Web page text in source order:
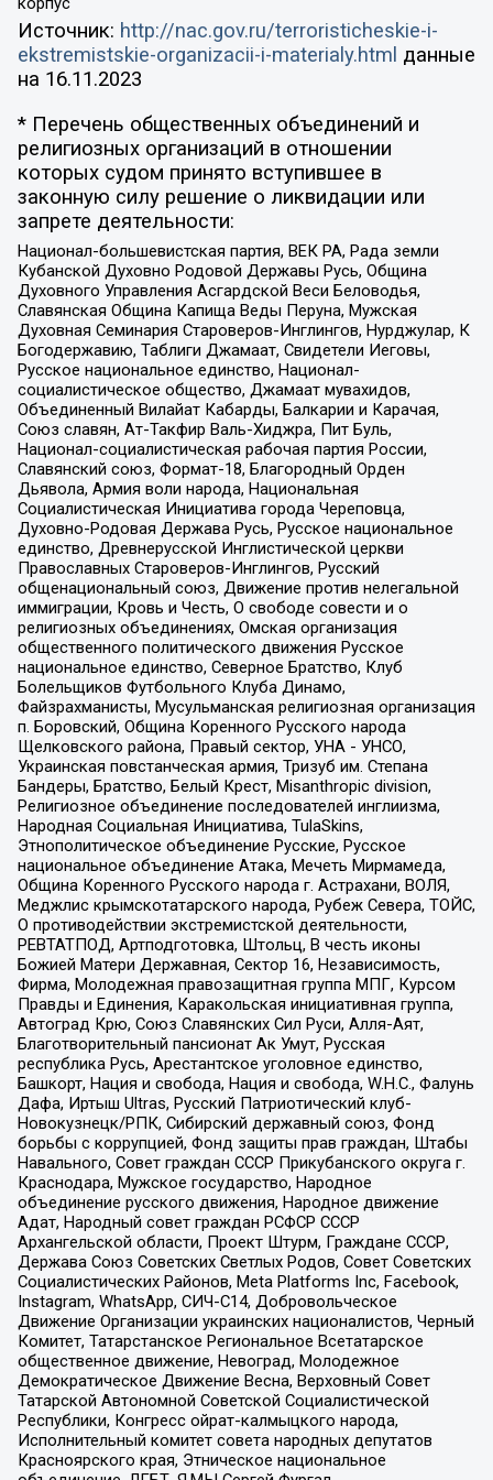
Источник: http://nac.gov.ru/terroristicheskie-i-
ekstremistskie-organizacii-i-materialy.html данные
на 16.11.2023
* Перечень общественных объединений и
религиозных организаций в отношении
которых судом принято вступившее в
законную силу решение о ликвидации или
запрете деятельности:
Национал-большевистская партия, ВЕК РА, Рада земли
Кубанской Духовно Родовой Державы Русь, Община
Духовного Управления Асгардской Веси Беловодья,
Славянская Община Капища Веды Перуна, Мужская
Духовная Семинария Староверов-Инглингов, Нурджулар, К
Богодержавию, Таблиги Джамаат, Свидетели Иеговы,
Русское национальное единство, Национал-
социалистическое общество, Джамаат мувахидов,
Объединенный Вилайат Кабарды, Балкарии и Карачая,
Союз славян, Ат-Такфир Валь-Хиджра, Пит Буль,
Национал-социалистическая рабочая партия России,
Славянский союз, Формат-18, Благородный Орден
Дьявола, Армия воли народа, Национальная
Социалистическая Инициатива города Череповца,
Духовно-Родовая Держава Русь, Русское национальное
единство, Древнерусской Инглистической церкви
Православных Староверов-Инглингов, Русский
общенациональный союз, Движение против нелегальной
иммиграции, Кровь и Честь, О свободе совести и о
религиозных объединениях, Омская организация
общественного политического движения Русское
национальное единство, Северное Братство, Клуб
Болельщиков Футбольного Клуба Динамо,
Файзрахманисты, Мусульманская религиозная организация
п. Боровский, Община Коренного Русского народа
Щелковского района, Правый сектор, УНА - УНСО,
Украинская повстанческая армия, Тризуб им. Степана
Бандеры, Братство, Белый Крест, Misanthropic division,
Религиозное объединение последователей инглиизма,
Народная Социальная Инициатива, TulaSkins,
Этнополитическое объединение Русские, Русское
национальное объединение Атака, Мечеть Мирмамеда,
Община Коренного Русского народа г. Астрахани, ВОЛЯ,
Меджлис крымскотатарского народа, Рубеж Севера, ТОЙС,
О противодействии экстремистской деятельности,
РЕВТАТПОД, Артподготовка, Штольц, В честь иконы
Божией Матери Державная, Сектор 16, Независимость,
Фирма, Молодежная правозащитная группа МПГ, Курсом
Правды и Единения, Каракольская инициативная группа,
Автоград Крю, Союз Славянских Сил Руси, Алля-Аят,
Благотворительный пансионат Ак Умут, Русская
республика Русь, Арестантское уголовное единство,
Башкорт, Нация и свобода, Нация и свобода, W.H.С., Фалунь
Дафа, Иртыш Ultras, Русский Патриотический клуб-
Новокузнецк/РПК, Сибирский державный союз, Фонд
борьбы с коррупцией, Фонд защиты прав граждан, Штабы
Навального, Совет граждан СССР Прикубанского округа г.
Краснодара, Мужское государство, Народное
объединение русского движения, Народное движение
Адат, Народный совет граждан РСФСР СССР
Архангельской области, Проект Штурм, Граждане СССР,
Держава Союз Советских Светлых Родов, Совет Советских
Социалистических Районов, Meta Platforms Inc, Facebook,
Instagram, WhatsApp, СИЧ-С14, Добровольческое
Движение Организации украинских националистов, Черный
Комитет, Татарстанское Региональное Всетатарское
общественное движение, Невоград, Молодежное
Демократическое Движение Весна, Верховный Совет
Татарской Автономной Советской Социалистической
Республики, Конгресс ойрат-калмыцкого народа,
Исполнительный комитет совета народных депутатов
Красноярского края, Этническое национальное